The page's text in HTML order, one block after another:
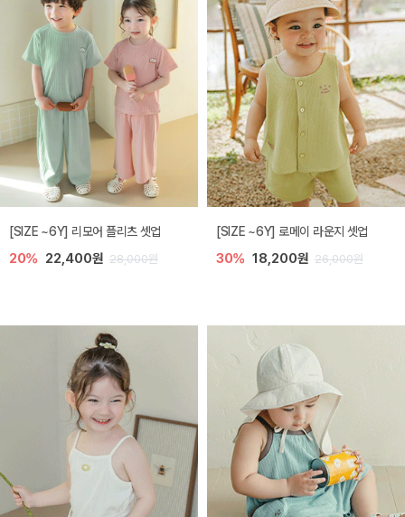
[SIZE ~6Y] 리모어 플리츠 셋업
20% 22,400원 28,000원
[SIZE ~6Y] 로메이 라운지 셋업
30% 18,200원 26,000원